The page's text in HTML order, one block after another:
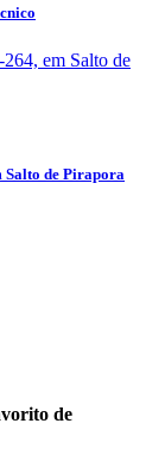
Salto de Pirapora
de